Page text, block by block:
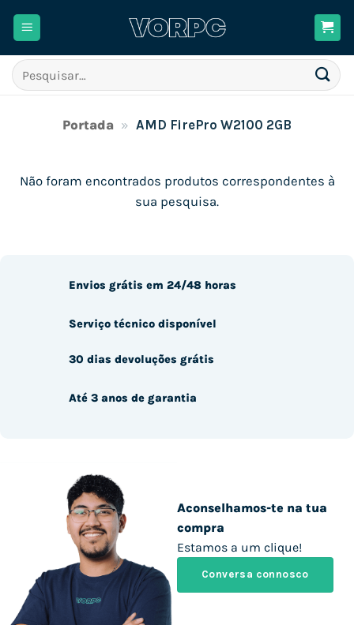
Pesquisar
por:
Portada » AMD FirePro W2100 2GB
Não foram encontrados produtos correspondentes à
sua pesquisa.
Aconselhamos-te na tua
compra
Estamos a um clique!
Conversa connosco
Envios grátis em 24/48 horas
Serviço técnico disponível
30 dias devoluções grátis
Até 3 anos de garantia